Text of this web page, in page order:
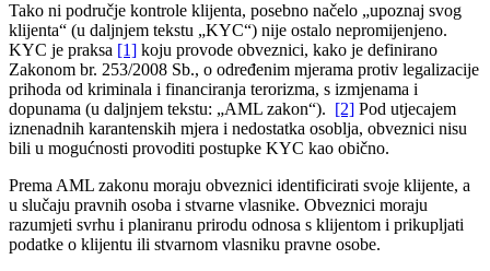
Tako ni područje kontrole klijenta, posebno načelo „upoznaj svog
klijenta“ (u daljnjem tekstu „KYC“) nije ostalo nepromijenjeno.
KYC je praksa [1] koju provode obveznici, kako je definirano
Zakonom br. 253/2008 Sb., o određenim mjerama protiv legalizacije
prihoda od kriminala i financiranja terorizma, s izmjenama i
dopunama (u daljnjem tekstu: „AML zakon“). [2] Pod utjecajem
iznenadnih karantenskih mjera i nedostatka osoblja, obveznici nisu
bili u mogućnosti provoditi postupke KYC kao obično.
Prema AML zakonu moraju obveznici identificirati svoje klijente, a
u slučaju pravnih osoba i stvarne vlasnike. Obveznici moraju
razumjeti svrhu i planiranu prirodu odnosa s klijentom i prikupljati
podatke o klijentu ili stvarnom vlasniku pravne osobe.